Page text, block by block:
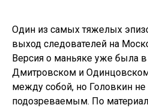
Один из самых тяжелых
выход следователей на
Версия о маньяке уже была в
Дмитровском и
между собой, но Головкин
подозреваемым. По